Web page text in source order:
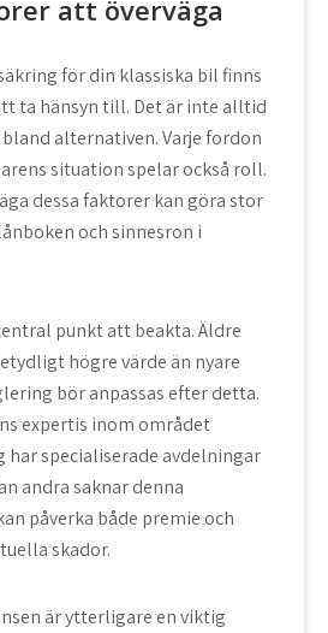
att överväga
för din klassiska bil finns
ta hänsyn till. Det är inte alltid
alternativen. Varje fordon
situation spelar också roll.
dessa faktorer kan göra stor
och sinnesron i
punkt att beakta. Äldre
högre värde än nyare
bör anpassas efter detta.
expertis inom området
har specialiserade avdelningar
andra saknar denna
påverka både premie och
skador.
är ytterligare en viktig